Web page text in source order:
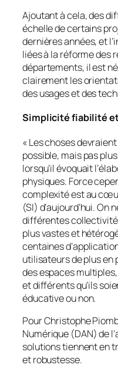
Ajoutant à cela, des
échelle de certains
dernières années, et
liées à la réforme des
départements, il est
clairement les
des usages et des
Simplicité fiabilité
« Les choses
possible, mais pas
lorsqu’il évoquait
physiques. Force
complexité est au
(SI) d’aujourd’hui. On
différentes
plus vastes et
centaines
utilisateurs de plus en
des espaces
et différents qu’ils
éducative ou non.
Pour Christophe
Numérique (DAN) de
solutions tiennent en
et robustesse.